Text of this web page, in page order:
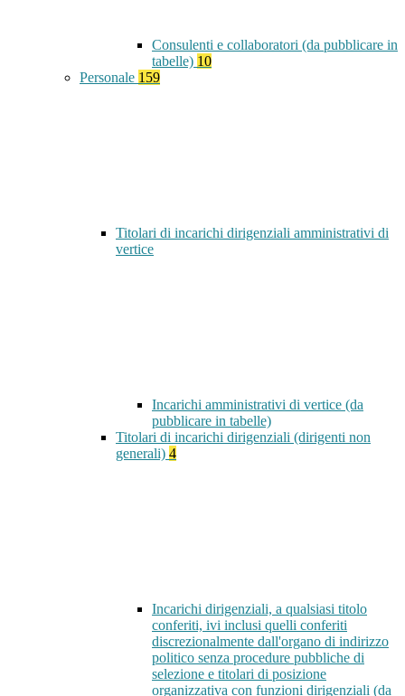
Consulenti e collaboratori (da pubblicare in
tabelle) 10
Personale 159
Titolari di incarichi dirigenziali amministrativi di
vertice
Incarichi amministrativi di vertice (da
pubblicare in tabelle)
Titolari di incarichi dirigenziali (dirigenti non
generali) 4
Incarichi dirigenziali, a qualsiasi titolo
conferiti, ivi inclusi quelli conferiti
discrezionalmente dall'organo di indirizzo
politico senza procedure pubbliche di
selezione e titolari di posizione
organizzativa con funzioni dirigenziali (da